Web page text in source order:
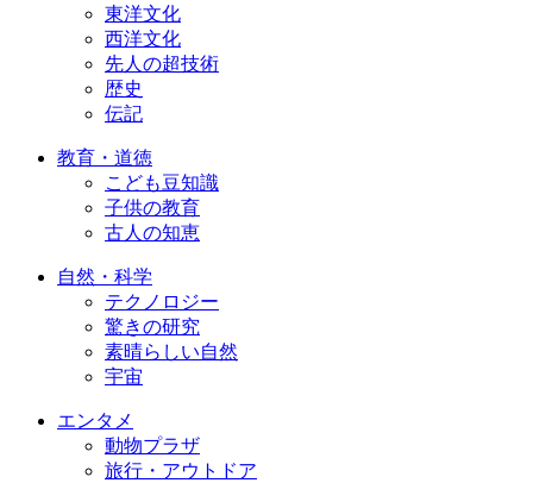
東洋文化
西洋文化
先人の超技術
歴史
伝記
教育・道徳
こども豆知識
子供の教育
古人の知恵
自然・科学
テクノロジー
驚きの研究
素晴らしい自然
宇宙
エンタメ
動物プラザ
旅行・アウトドア